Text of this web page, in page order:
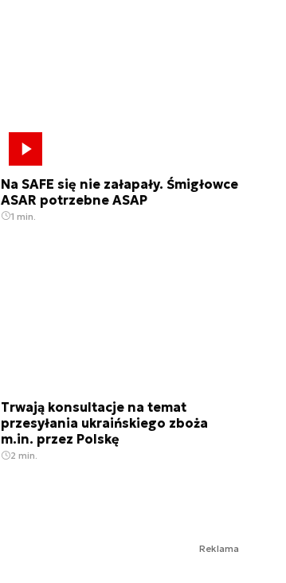
Na SAFE się nie załapały. Śmigłowce
ASAR potrzebne ASAP
1 min.
Trwają konsultacje na temat
przesyłania ukraińskiego zboża
m.in. przez Polskę
2 min.
Reklama